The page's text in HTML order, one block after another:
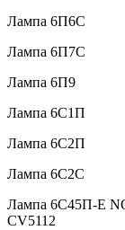
Лампа
Лампа
Лампа
Лампа
Лампа
Лампа
Лампа 6С45П-
CV5112